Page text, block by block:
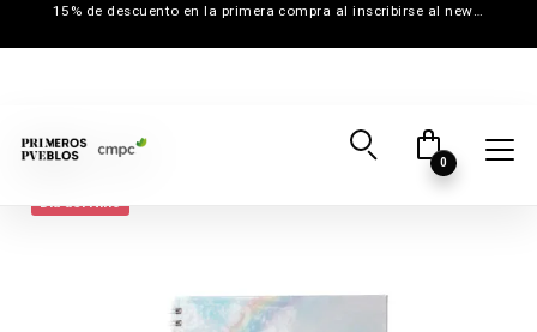
15% de descuento en la primera compra al inscribirse al newsletter
0
Día del Niño